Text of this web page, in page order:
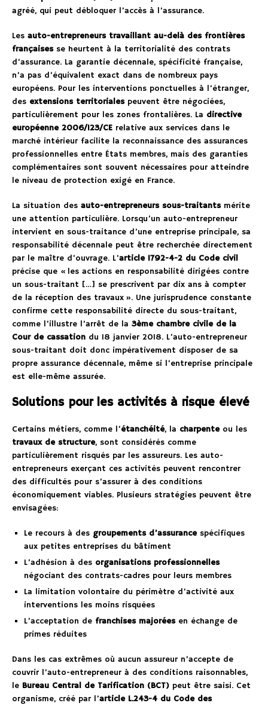
agréé, qui peut débloquer l’accès à l’assurance.
Les auto-entrepreneurs travaillant au-delà des frontières
françaisesse heurtent à la territorialité des contrats
d’assurance. La garantie décennale, spécificité française,
n’a pas d’équivalent exact dans de nombreux pays
européens. Pour les interventions ponctuelles à l’étranger,
des extensions territorialespeuvent être négociées,
particulièrement pour les zones frontalières. La directive
européenne 2006/123/CE relative aux services dans le
marché intérieur facilite la reconnaissance des assurances
professionnelles entre États membres, mais des garanties
complémentaires sont souvent nécessaires pour atteindre
le niveau de protection exigé en France.
La situation des auto-entrepreneurs sous-traitantsmérite
une attention particulière. Lorsqu’un auto-entrepreneur
intervient en sous-traitance d’une entreprise principale, sa
responsabilité décennale peut être recherchée directement
par le maître d’ouvrage. L’article 1792-4-2 du Code civil
précise que « les actions en responsabilité dirigées contre
un sous-traitant […] se prescrivent par dix ans à compter
de la réception des travaux ». Une jurisprudence constante
confirme cette responsabilité directe du sous-traitant,
comme l’illustre l’arrêt de la 3ème chambre civile de la
Cour de cassation du 18 janvier 2018. L’auto-entrepreneur
sous-traitant doit donc impérativement disposer de sa
propre assurance décennale, même si l’entreprise principale
est elle-même assurée.
Solutions pour les activités à risque élevé
Certains métiers, comme l’étanchéité, la charpenteou les
travaux de structure, sont considérés comme
particulièrement risqués par les assureurs. Les auto-
entrepreneurs exerçant ces activités peuvent rencontrer
des difficultés pour s’assurer à des conditions
économiquement viables. Plusieurs stratégies peuvent être
envisagées:
Le recours à des groupements d’assurancespécifiques
aux petites entreprises du bâtiment
L’adhésion à des organisations professionnelles
négociant des contrats-cadres pour leurs membres
La limitation volontaire du périmètre d’activité aux
interventions les moins risquées
L’acceptation de franchises majoréesen échange de
primes réduites
Dans les cas extrêmes où aucun assureur n’accepte de
couvrir l’auto-entrepreneur à des conditions raisonnables,
le Bureau Central de Tarification (BCT) peut être saisi. Cet
organisme, créé par l’article L.243-4 du Code des